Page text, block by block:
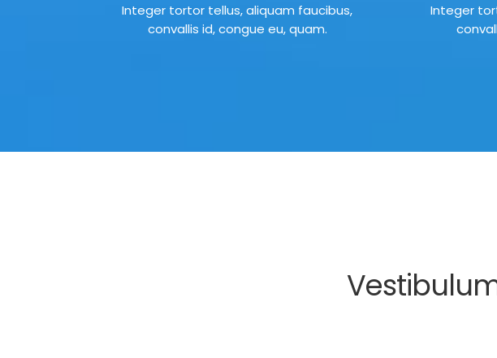
Integer tortor tellus, aliquam faucibus,
convallis id, congue eu, quam.
Integer